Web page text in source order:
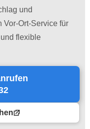
und
Vor-Ort-Service für
flexible